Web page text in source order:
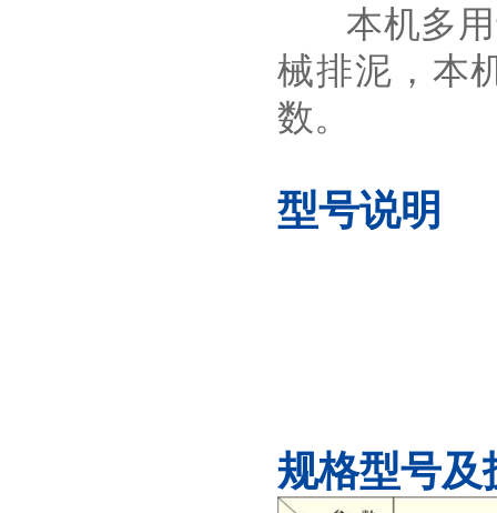
本机多用
械排泥，本
数。
型号说明
规格型号及